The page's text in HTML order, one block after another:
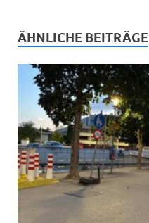
ÄHNLICHE BEITRÄGE